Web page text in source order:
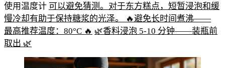
使用温度计 可以避免猜测。对于东方糕点，短暂浸泡和缓
慢冷却有助于保持糖浆的光泽。 🔥避免长时间煮沸——
最高推荐温度：80°C 🔥 🌿香料浸泡 5-10 分钟——装瓶前
取出 🌿